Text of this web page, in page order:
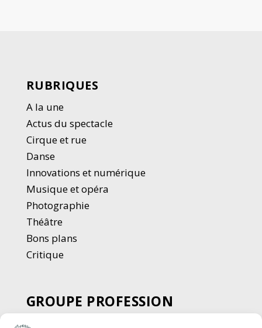
RUBRIQUES
A la une
Actus du spectacle
Cirque et rue
Danse
Innovations et numérique
Musique et opéra
Photographie
Théâtre
Bons plans
Critique
GROUPE PROFESSION
SPECTACLE